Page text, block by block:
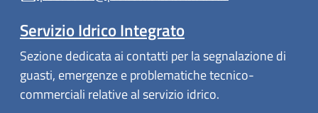
Servizio Idrico Integrato
Sezione dedicata ai contatti per la segnalazione di
guasti, emergenze e problematiche tecnico-
commerciali relative al servizio idrico.